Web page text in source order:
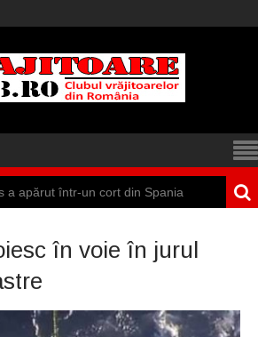
într-un cort din Spania
în voie în jurul